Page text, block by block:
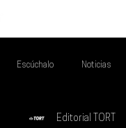
Escúchalo Noticias
Gusta... Te Recomendamos A...
Editorial TORT